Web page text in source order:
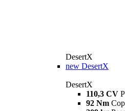
DesertX
new DesertX
DesertX
110,3 CV
92 Nm